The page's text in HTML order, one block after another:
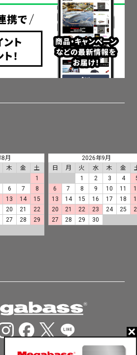
月
木 金
土
1
6 7
8
13 14
15
20 21
22
27 28
29
2026年9月
日
月 火 水 木 金
1
2 3 4
6
7 8 9 10 11
13
14 15 16 17 18
20
21 22 23 24 25
27
28 29 30